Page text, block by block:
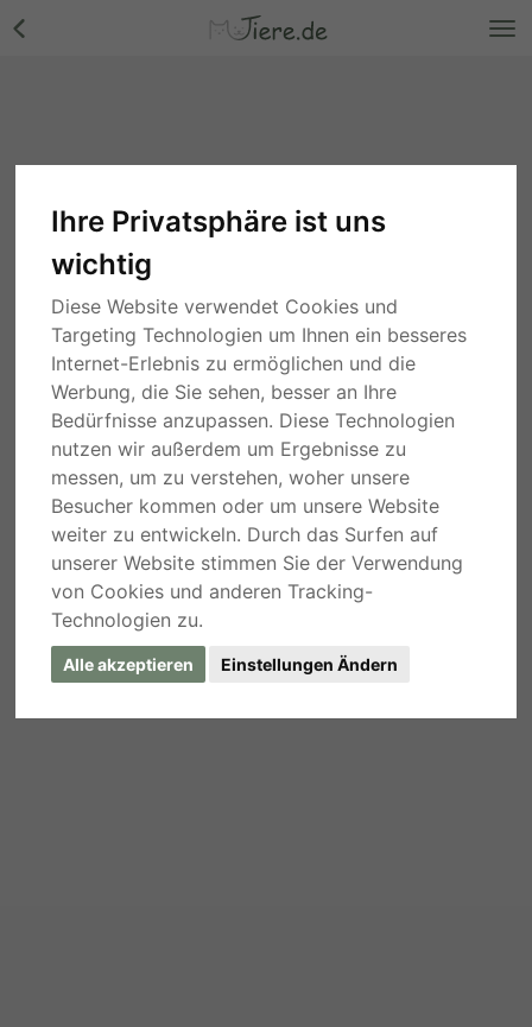
Ihre Privatsphäre ist uns
wichtig
Diese Website verwendet Cookies und
Targeting Technologien um Ihnen ein besseres
Internet-Erlebnis zu ermöglichen und die
Werbung, die Sie sehen, besser an Ihre
Bedürfnisse anzupassen. Diese Technologien
nutzen wir außerdem um Ergebnisse zu
messen, um zu verstehen, woher unsere
Besucher kommen oder um unsere Website
weiter zu entwickeln. Durch das Surfen auf
unserer Website stimmen Sie der Verwendung
von Cookies und anderen Tracking-
Technologien zu.
Alle akzeptieren Einstellungen Ändern